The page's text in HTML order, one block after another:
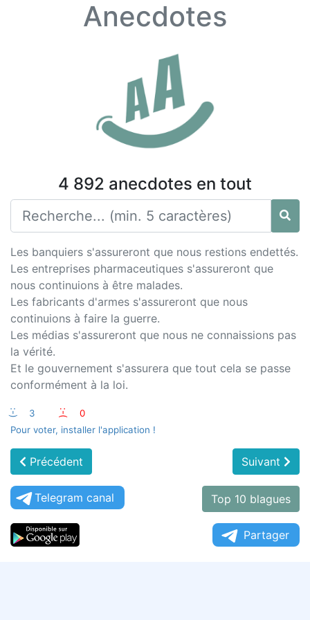
Anecdotes
4 892 anecdotes en tout
Les banquiers s'assureront que nous restions endettés.
Les entreprises pharmaceutiques s'assureront que
nous continuions à être malades.
Les fabricants d'armes s'assureront que nous
continuions à faire la guerre.
Les médias s'assureront que nous ne connaissions pas
la vérité.
Et le gouvernement s'assurera que tout cela se passe
conformément à la loi.
:-) 3 :-(
0
Pour voter, installer l'application !
Précédent Suivant
Telegram canal Top 10 blagues
Partager